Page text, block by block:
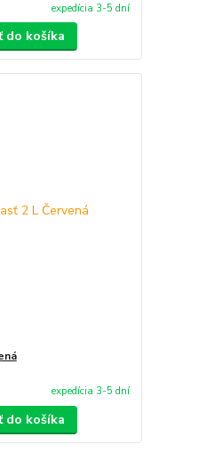
expedícia 3-5 dní
do košíka
expedícia 3-5 dní
do košíka